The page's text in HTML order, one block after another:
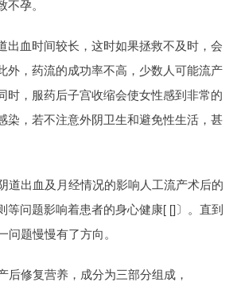
孕。
出血时间较长，这时如果拯救不及时，会
外，药流的成功率不高，少数人可能流产
时，服药后子宫收缩会使女性感到非常的
染，若不注意外阴卫生和避免性生活，甚
道出血及月经情况的影响人工流产术后的
等问题影响着患者的身心健康[ []〕。直到
题慢慢有了方向。
后修复营养，成分为三部分组成，